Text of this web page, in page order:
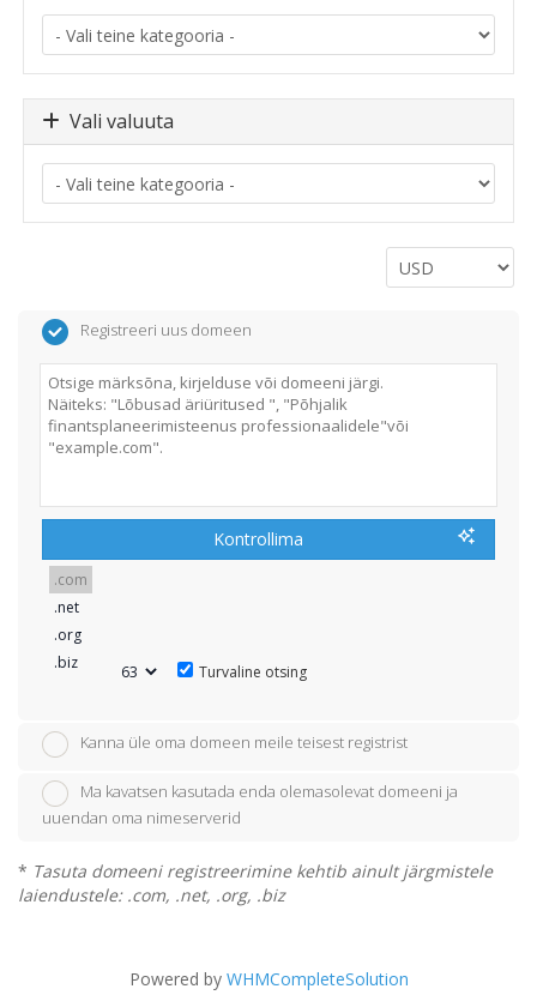
Vali valuuta
Registreeri uus domeen
Kontrollima
Turvaline otsing
Kanna üle oma domeen meile teisest registrist
Ma kavatsen kasutada enda olemasolevat domeeni ja
uuendan oma nimeserverid
* Tasuta domeeni registreerimine kehtib ainult järgmistele
laiendustele: .com, .net, .org, .biz
Powered by WHMCompleteSolution